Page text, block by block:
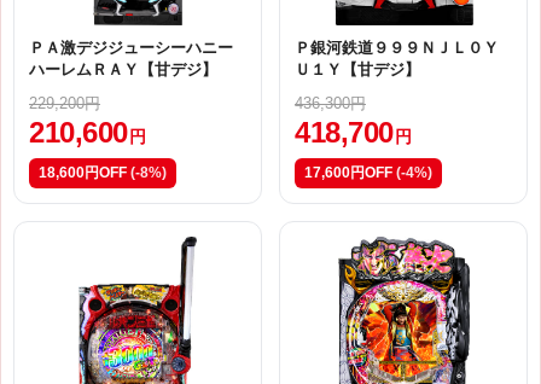
ＰＡ激デジジューシーハニー
ハーレムＲＡＹ【甘デジ】
229,200円
210,600円
18,600円OFF (-8%)
Ｐ銀河鉄道９９９ＮＪＬ０Ｙ
Ｕ１Ｙ【甘デジ】
436,300円
418,700円
17,600円OFF (-4%)